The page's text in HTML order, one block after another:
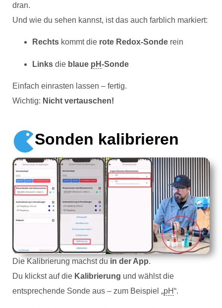
dran.
Und wie du sehen kannst, ist das auch farblich markiert:
Rechts kommt die rote Redox-Sonde rein
Links die blaue pH-Sonde
Einfach einrasten lassen – fertig.
Wichtig: Nicht vertauschen!
Sonden kalibrieren
Die Kalibrierung machst duin der App.
Du klickst auf die Kalibrierung und wählst die
entsprechende Sonde aus – zum Beispiel „pH“.